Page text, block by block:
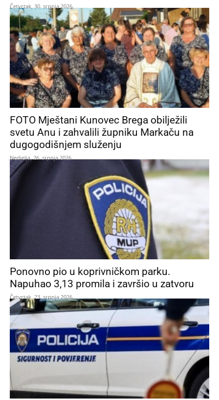
Četvrtak, 30. srpnja 2026.
FOTO Mještani Kunovec Brega obilježili
svetu Anu i zahvalili župniku Markaču na
dugogodišnjem služenju
Nedjelja, 26. srpnja 2026.
Ponovno pio u koprivničkom parku.
Napuhao 3,13 promila i završio u zatvoru
Četvrtak, 23. srpnja 2026.